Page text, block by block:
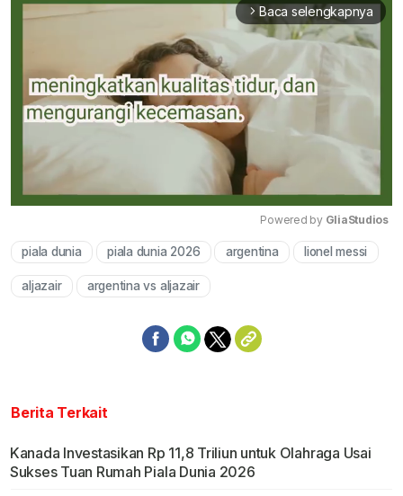
arrow_forward_ios Baca selengkapnya
Mute
Powered by GliaStudios
piala dunia piala dunia 2026 argentina lionel messi
aljazair argentina vs aljazair
Berita Terkait
Kanada Investasikan Rp 11,8 Triliun untuk Olahraga Usai
Sukses Tuan Rumah Piala Dunia 2026